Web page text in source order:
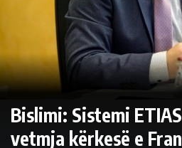
Bislimi: Sistemi
vetmja kërkesë e